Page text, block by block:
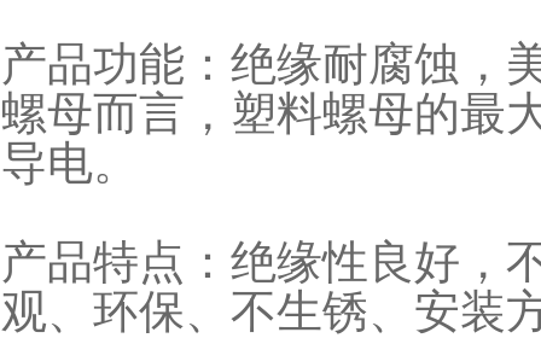
产品功能：绝缘耐腐蚀，
螺母而言，塑料螺母的最
导电。
产品特点：绝缘性良好，
观、环保、不生锈、安装